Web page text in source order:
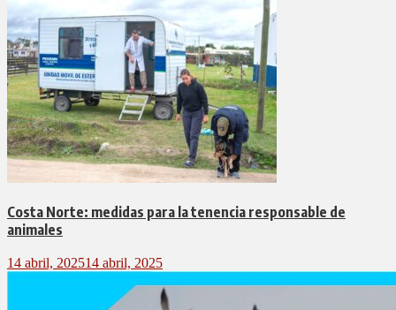
Costa Norte: medidas para la tenencia responsable de
animales
14 abril, 202514 abril, 2025